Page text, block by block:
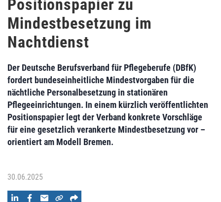
Positionspapier zu
Mindestbesetzung im
Nachtdienst
Der Deutsche Berufsverband für Pflegeberufe (DBfK)
fordert bundeseinheitliche Mindestvorgaben für die
nächtliche Personalbesetzung in stationären
Pflegeeinrichtungen. In einem kürzlich veröffentlichten
Positionspapier legt der Verband konkrete Vorschläge
für eine gesetzlich verankerte Mindestbesetzung vor –
orientiert am Modell Bremen.
30.06.2025